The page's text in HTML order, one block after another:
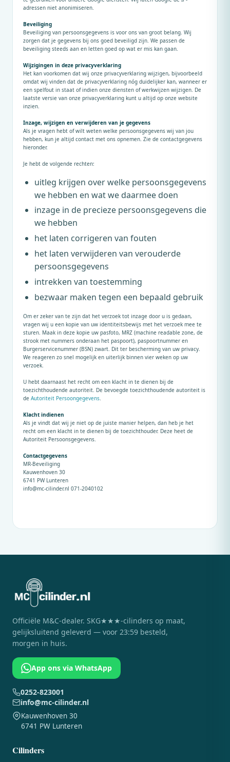
adressen niet anonimiseren.
Beveiliging
Beveiliging van persoonsgegevens is voor ons van groot belang. Wij
zorgen dat je gegevens bij ons goed beveiligd zijn. We passen de
beveiliging steeds aan en letten goed op wat er mis kan gaan.
Wijzigingen in deze privacyverklaring
Het kan voorkomen dat wij onze privacyverklaring wijzigen, bijvoorbeeld
omdat wij vinden dat de privacyverklaring nóg duidelijker kan, wanneer er
een spelfout in staat of indien onze diensten of werkwijzen wijzigen. De
laatste versie van onze privacyverklaring kunt u altijd op onze website
inzien.
Inzage, wijzigen en verwijderen van je gegevens
Als je vragen hebt of wilt weten welke persoonsgegevens wij van jou
hebben, kun je altijd contact met ons opnemen. Zie de contactgegevens
hieronder.
Je hebt de volgende rechten:
uitleg krijgen over welke persoonsgegevens
we hebben en wat we daarmee doen
inzage in de precieze persoonsgegevens die
we hebben
het laten corrigeren van fouten
het laten verwijderen van verouderde
persoonsgegevens
intrekken van toestemming
bezwaar maken tegen een bepaald gebruik
Om er zeker van te zijn dat het verzoek tot inzage door u is gedaan,
vragen wij u een kopie van uw identiteitsbewijs met het verzoek mee te
sturen. Maak in deze kopie uw pasfoto, MRZ (machine readable zone, de
strook met nummers onderaan het paspoort), paspoortnummer en
Burgerservicenummer (BSN) zwart. Dit ter bescherming van uw privacy.
We reageren zo snel mogelijk en uiterlijk binnen vier weken op uw
verzoek.
U hebt daarnaast het recht om een klacht in te dienen bij de
toezichthoudende autoriteit. De bevoegde toezichthoudende autoriteit is
de Autoriteit Persoongegevens
Klacht indienen
Als je vindt dat wij je niet op de juiste manier helpen, dan heb je het
recht om een klacht in te dienen bij de toezichthouder. Deze heet de
Autoriteit Persoonsgegevens.
Contactgegevens
MR-Beveiliging
Kauwenhoven 30
6741 PW Lunteren
info@mc-cilinder.nl 071-2040102
Officiële M&C-dealer. SKG★★★-cilinders op maat,
gelijksluitend geleverd — voor 23:59 besteld,
morgen in huis.
App ons via WhatsApp
0252-823001
info@mc-cilinder.nl
Kauwenhoven 30
6741 PW Lunteren
Cilinders